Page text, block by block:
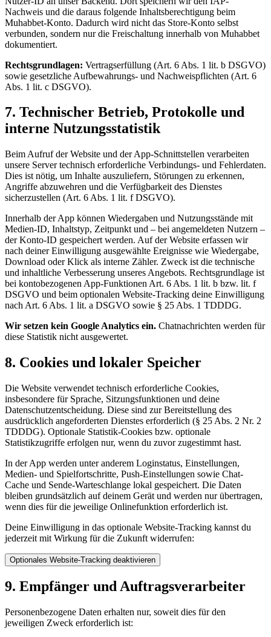
Nachweis und die daraus folgende Inhaltsberechtigung beim
Muhabbet-Konto. Dadurch wird nicht das Store-Konto selbst
verbunden, sondern nur die Freischaltung innerhalb von Muhabbet
dokumentiert.
Rechtsgrundlagen: Vertragserfüllung (Art. 6 Abs. 1 lit. b DSGVO)
sowie gesetzliche Aufbewahrungs- und Nachweispflichten (Art. 6
Abs. 1 lit. c DSGVO).
7. Technischer Betrieb, Protokolle und
interne Nutzungsstatistik
Beim Aufruf der Website und der App-Schnittstellen verarbeiten
unsere Server technisch erforderliche Verbindungs- und Fehlerdaten.
Dies ist nötig, um Inhalte auszuliefern, Störungen zu erkennen,
Angriffe abzuwehren und die Verfügbarkeit des Dienstes
sicherzustellen (Art. 6 Abs. 1 lit. f DSGVO).
Innerhalb der App können Wiedergaben und Nutzungsstände mit
Medien-ID, Inhaltstyp, Zeitpunkt und – bei angemeldeten Nutzern –
der Konto-ID gespeichert werden. Auf der Website erfassen wir
nach deiner Einwilligung ausgewählte Ereignisse wie Wiedergabe,
Download oder Klick als interne Zähler. Zweck ist die technische
und inhaltliche Verbesserung unseres Angebots. Rechtsgrundlage ist
bei kontobezogenen App-Funktionen Art. 6 Abs. 1 lit. b bzw. lit. f
DSGVO und beim optionalen Website-Tracking deine Einwilligung
nach Art. 6 Abs. 1 lit. a DSGVO sowie § 25 Abs. 1 TDDDG.
Wir setzen kein Google Analytics ein. Chatnachrichten werden für
diese Statistik nicht ausgewertet.
8. Cookies und lokaler Speicher
Die Website verwendet technisch erforderliche Cookies,
insbesondere für Sprache, Sitzungsfunktionen und deine
Datenschutzentscheidung. Diese sind zur Bereitstellung des
ausdrücklich angeforderten Dienstes erforderlich (§ 25 Abs. 2 Nr. 2
TDDDG). Optionale Statistik-Cookies bzw. optionale
Statistikzugriffe erfolgen nur, wenn du zuvor zugestimmt hast.
In der App werden unter anderem Loginstatus, Einstellungen,
Medien- und Spielfortschritte, Push-Einstellungen sowie Chat-
Cache und Sende-Warteschlange lokal gespeichert. Die Daten
bleiben grundsätzlich auf deinem Gerät und werden nur übertragen,
wenn dies für die jeweilige Onlinefunktion erforderlich ist.
Deine Einwilligung in das optionale Website-Tracking kannst du
jederzeit mit Wirkung für die Zukunft widerrufen:
Optionales Website-Tracking deaktivieren
9. Empfänger und Auftragsverarbeiter
Personenbezogene Daten erhalten nur, soweit dies für den
jeweiligen Zweck erforderlich ist: